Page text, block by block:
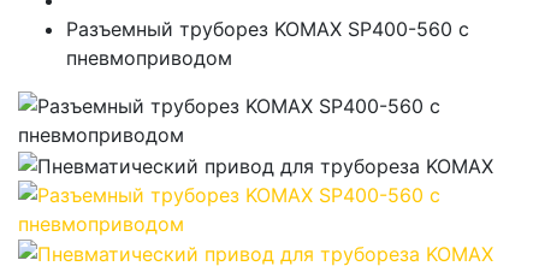
Разъемный труборез KOMAX SP400-560 с
пневмоприводом